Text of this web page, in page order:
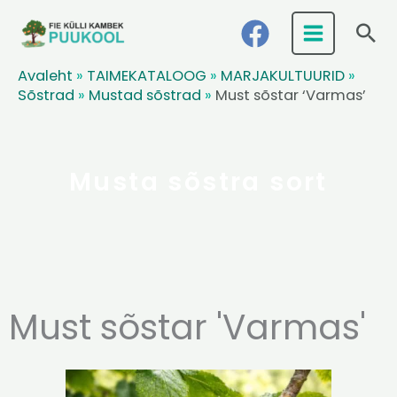
Avaleht » TAIMEKATALOOG » MARJAKULTUURID »
Sõstrad » Mustad sõstrad » Must sõstar ‘Varmas’
Must sõstar 'Varmas'